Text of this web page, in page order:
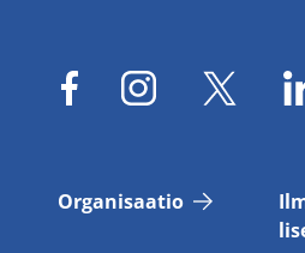
Or­ga­ni­saa­tio